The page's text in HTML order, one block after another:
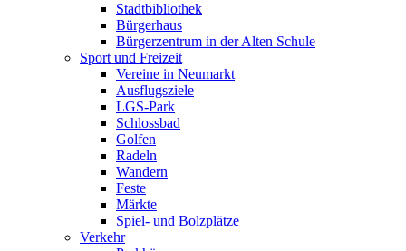
Stadtbibliothek
Bürgerhaus
Bürgerzentrum in der Alten Schule
Sport und Freizeit
Vereine in Neumarkt
Ausflugsziele
LGS-Park
Schlossbad
Golfen
Radeln
Wandern
Feste
Märkte
Spiel- und Bolzplätze
Verkehr